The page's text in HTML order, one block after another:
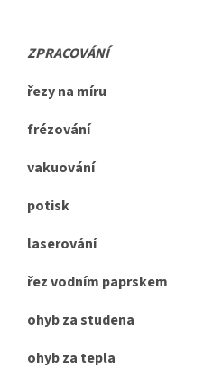
ZPRACOVÁNÍ
řezy na míru
frézování
vakuování
potisk
laserování
řez vodním paprskem
ohyb za studena
ohyb za tepla